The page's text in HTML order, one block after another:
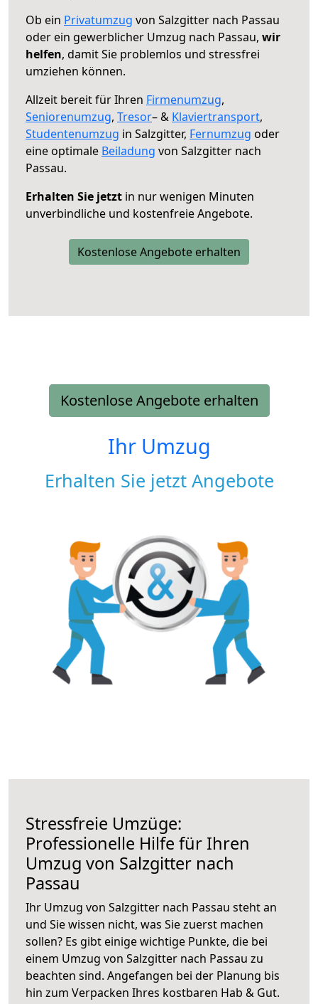
Ob ein Privatumzug von Salzgitter nach Passau
oder ein gewerblicher Umzug nach Passau, wir
helfen, damit Sie problemlos und stressfrei
umziehen können.
Allzeit bereit für Ihren Firmenumzug,
Seniorenumzug, Tresor– & Klaviertransport,
Studentenumzug in Salzgitter, Fernumzug oder
eine optimale Beiladung von Salzgitter nach
Passau.
Erhalten Sie jetzt in nur wenigen Minuten
unverbindliche und kostenfreie Angebote.
Kostenlose Angebote erhalten
Kostenlose Angebote erhalten
Ihr Umzug
Erhalten Sie jetzt Angebote
Stressfreie Umzüge:
Professionelle Hilfe für Ihren
Umzug von Salzgitter nach
Passau
Ihr Umzug von Salzgitter nach Passau steht an
und Sie wissen nicht, was Sie zuerst machen
sollen? Es gibt einige wichtige Punkte, die bei
einem Umzug von Salzgitter nach Passau zu
beachten sind. Angefangen bei der Planung bis
hin zum Verpacken Ihres kostbaren Hab & Gut.